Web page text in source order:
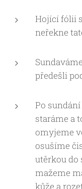
Hojící fólii
neřekne
předešli
Po
staráme a
omyjeme
osušíme
utěrkou do
mažeme
kůže a